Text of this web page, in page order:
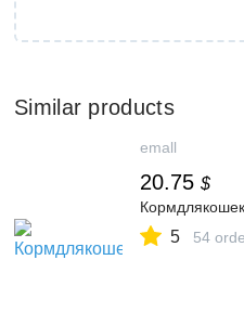
Similar products
emall
20.75 $
5 54